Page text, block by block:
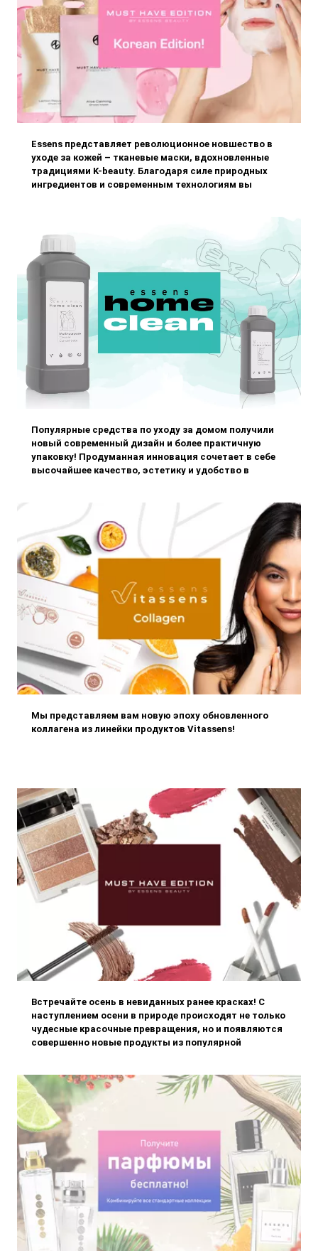
Essens представляет революционное новшество в
уходе за кожей – тканевые маски, вдохновленные
традициями K-beauty. Благодаря силе природных
ингредиентов и современным технологиям вы
Популярные средства по уходу за домом получили
новый современный дизайн и более практичную
упаковку! Продуманная инновация сочетает в себе
высочайшее качество, эстетику и удобство в
Мы представляем вам новую эпоху обновленного
коллагена из линейки продуктов Vitassens!
Встречайте осень в невиданных ранее красках! С
наступлением осени в природе происходят не только
чудесные красочные превращения, но и появляются
совершенно новые продукты из популярной